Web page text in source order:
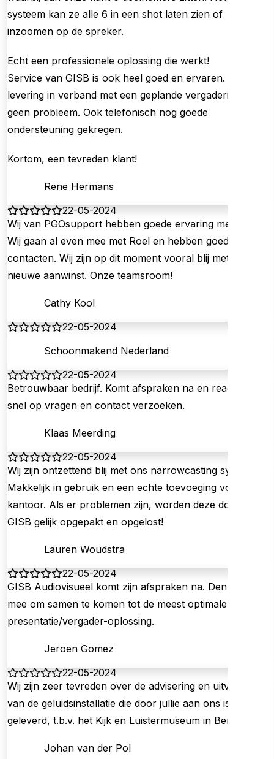
systeem kan ze alle 6 in een shot laten zien of
inzoomen op de spreker.
Echt een professionele oplossing die werkt!
Service van GISB is ook heel goed en ervaren. Snelle
levering in verband met een geplande vergadering was
geen probleem. Ook telefonisch nog goede
ondersteuning gekregen.
Kortom, een tevreden klant!
Rene Hermans
22-05-2024
Wij van PGOsupport hebben goede ervaring met GISB.
Wij gaan al even mee met Roel en hebben goede
contacten. Wij zijn op dit moment vooral blij met ons
nieuwe aanwinst. Onze teamsroom!
Cathy Kool
22-05-2024
Schoonmakend Nederland
22-05-2024
Betrouwbaar bedrijf. Komt afspraken na en reageert
snel op vragen en contact verzoeken.
Klaas Meerding
22-05-2024
Wij zijn ontzettend blij met ons narrowcasting systeem!
Makkelijk in gebruik en een echte toevoeging voor ons
kantoor. Als er problemen zijn, worden deze door
GISB gelijk opgepakt en opgelost!
Lauren Woudstra
22-05-2024
GISB Audiovisueel komt zijn afspraken na. Denkt met je
mee om samen te komen tot de meest optimale
presentatie/vergader-oplossing.
Jeroen Gomez
22-05-2024
Wij zijn zeer tevreden over de advisering en uitvoering
van de geluidsinstallatie die door jullie aan ons is
geleverd, t.b.v. het Kijk en Luistermuseum in Bennekom.
Johan van der Pol